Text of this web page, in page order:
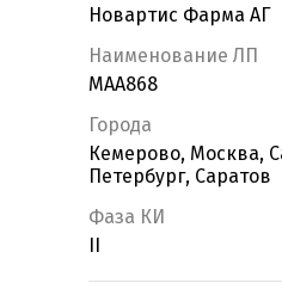
Новартис Фарма АГ
Наименование ЛП
МАА868
Города
Кемерово, Москва,
Петербург, Саратов
Фаза КИ